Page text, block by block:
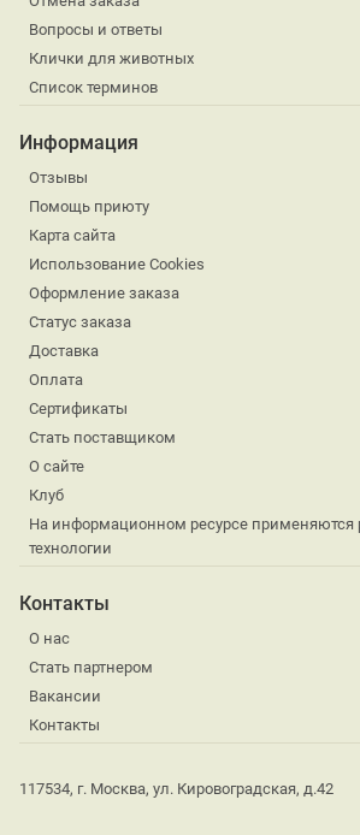
Вопросы и ответы
Клички для животных
Список терминов
Информация
Отзывы
Помощь приюту
Карта сайта
Использование Cookies
Оформление заказа
Статус заказа
Доставка
Оплата
Сертификаты
Стать поставщиком
О сайте
Клуб
На информационном ресурсе применяются
технологии
Контакты
О нас
Стать партнером
Вакансии
Контакты
117534, г. Москва, ул. Кировоградская, д.42